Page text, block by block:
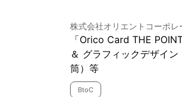
株式会社オリエントコーポレ
「Orico Card THE
＆ グラフィックデザイ
筒）等
BtoC